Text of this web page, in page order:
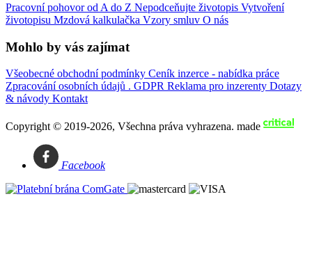
Pracovní pohovor od A do Z Nepodceňujte životopis Vytvoření
životopisu Mzdová kalkulačka Vzory smluv O nás
Mohlo by vás zajímat
Všeobecné obchodní podmínky Ceník inzerce - nabídka práce
Zpracování osobních údajů . GDPR Reklama pro inzerenty Dotazy
& návody Kontakt
Copyright © 2019-2026, Všechna práva vyhrazena. made
Facebook